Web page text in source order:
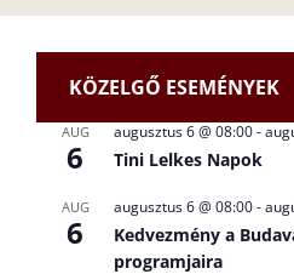
KÖZELGŐ ESEMÉNYEK
AUG
6
augusztus 6 @ 08:00-
Tini Lelkes Napok
AUG
6
augusztus 6 @ 08:00-
Kedvezmény a
programjaira